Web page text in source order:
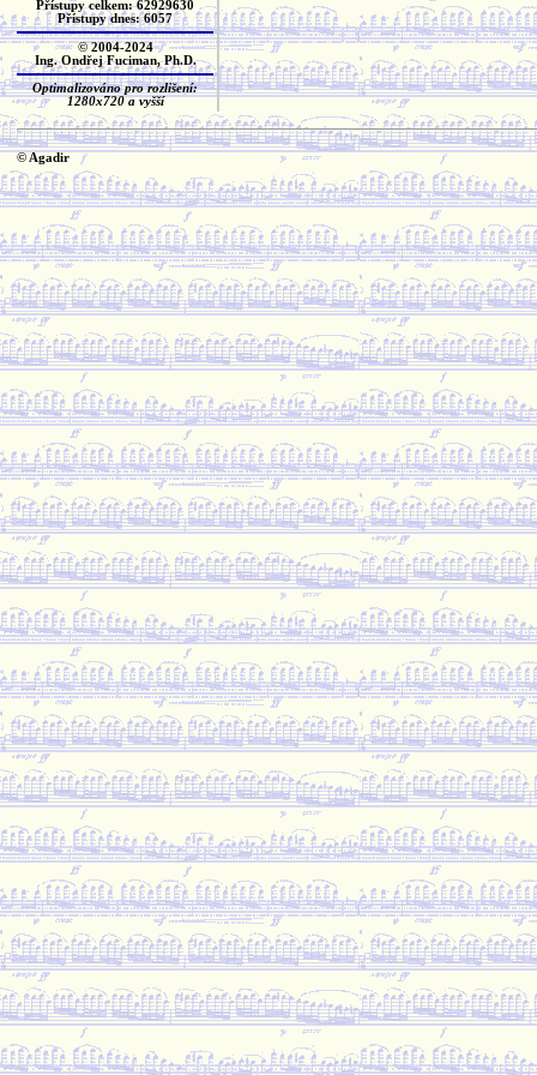
Přístupy celkem: 62929630
Přístupy dnes: 6057
© 2004-2024
Ing. Ondřej Fuciman, Ph.D.
Optimalizováno pro rozlišení:
1280x720 a vyšší
© Agadir